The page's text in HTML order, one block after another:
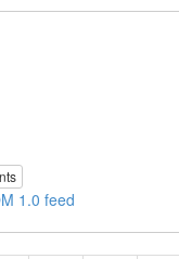
1.0 feed